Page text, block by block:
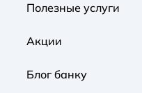
Полезные услуги
Акции
Блог банку